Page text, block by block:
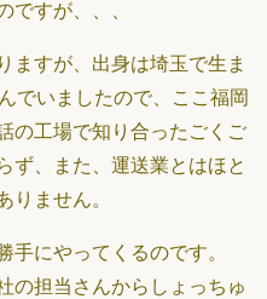
ですが、、、
ますが、出身は埼玉で生ま
でいましたので、ここ福岡
の工場で知り合ったごくご
ず、また、運送業とはほと
りません。
手にやってくるのです。
の担当さんからしょっちゅ